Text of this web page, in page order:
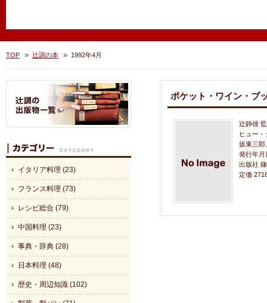
TOP 辻調の本 1992年4月
ポケット・ワイン・ブ
辻静雄
ヒュー
坂東三郎
発行年月
出版社
定価
イタリア料理 (23)
フランス料理 (73)
レシピ総合 (79)
中国料理 (23)
事典・辞典 (28)
日本料理 (48)
歴史・周辺知識 (102)